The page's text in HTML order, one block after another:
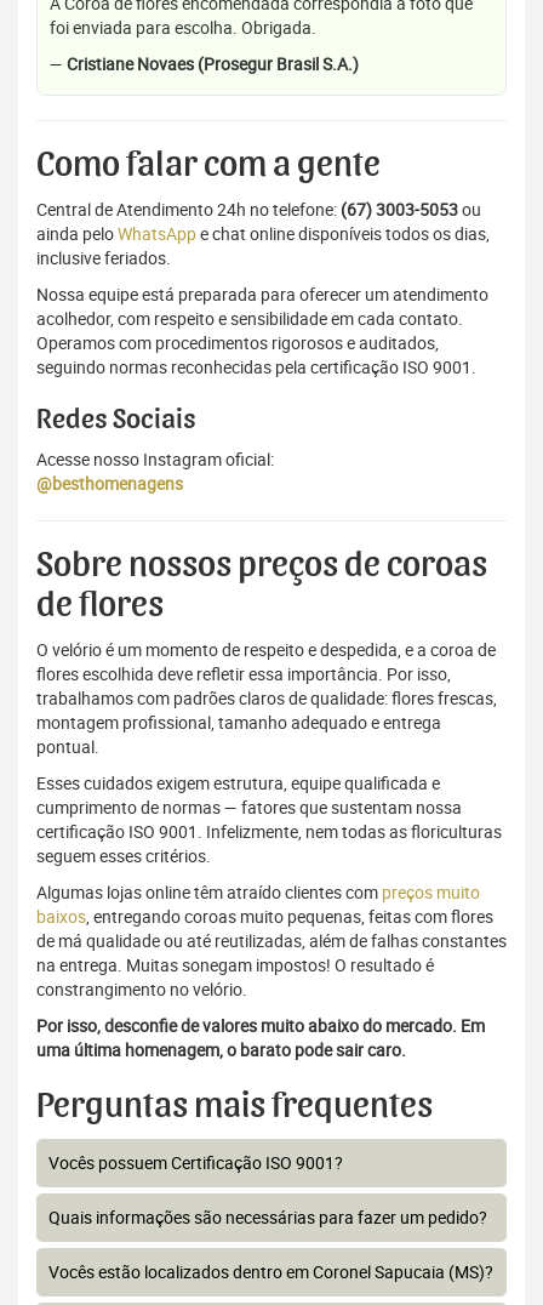
foi enviada para escolha. Obrigada.
— Cristiane Novaes (Prosegur Brasil S.A.)
Como falar com a gente
Central de Atendimento 24h no telefone: (67) 3003-5053ou
ainda peloWhatsAppe chat online disponíveis todos os dias,
inclusive feriados.
Nossa equipe está preparada para oferecer um atendimento
acolhedor, com respeito e sensibilidade em cada contato.
Operamos com procedimentos rigorosos e auditados,
seguindo normas reconhecidas pela certificação ISO 9001.
Redes Sociais
Acesse nosso Instagram oficial:
@besthomenagens
Sobre nossos preços de coroas
de flores
O velório é um momento de respeito e despedida, e a coroa de
flores escolhida deve refletir essa importância. Por isso,
trabalhamos com padrões claros de qualidade: flores frescas,
montagem profissional, tamanho adequado e entrega
pontual.
Esses cuidados exigem estrutura, equipe qualificada e
cumprimento de normas — fatores que sustentam nossa
certificação ISO 9001. Infelizmente, nem todas as floriculturas
seguem esses critérios.
Algumas lojas online têm atraído clientes com preços muito
baixos, entregando coroas muito pequenas, feitas com flores
de má qualidade ou até reutilizadas, além de falhas constantes
na entrega. Muitas sonegam impostos! O resultado é
constrangimento no velório.
Por isso, desconfie de valores muito abaixo do mercado. Em
uma última homenagem, o barato pode sair caro.
Perguntas mais frequentes
Vocês possuem Certificação ISO 9001?
Quais informações são necessárias para fazer um pedido?
Vocês estão localizados dentro em Coronel Sapucaia (MS)?